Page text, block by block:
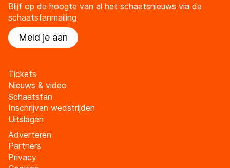
Blijf op de hoogte van al het schaatsnieuws via de
schaatsfanmailing
Meld je aan
Tickets
Nieuws & video
Schaatsfan
Inschrijven wedstrijden
Uitslagen
Adverteren
Partners
Privacy